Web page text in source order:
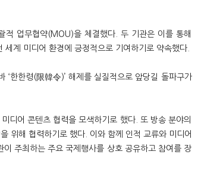
적 업무협약(MOU)을 체결했다. 두 기관은 이를 통해
계 미디어 환경에 긍정적으로 기여하기로 약속했다.
‘한한령(限韓令)’ 해제를 실질적으로 앞당길 돌파구가
디어 콘텐츠 협력을 모색하기로 했다. 또 방송 분야의
위해 협력하기로 했다. 이와 함께 인적 교류와 미디어
주최하는 주요 국제행사를 상호 공유하고 참여를 장